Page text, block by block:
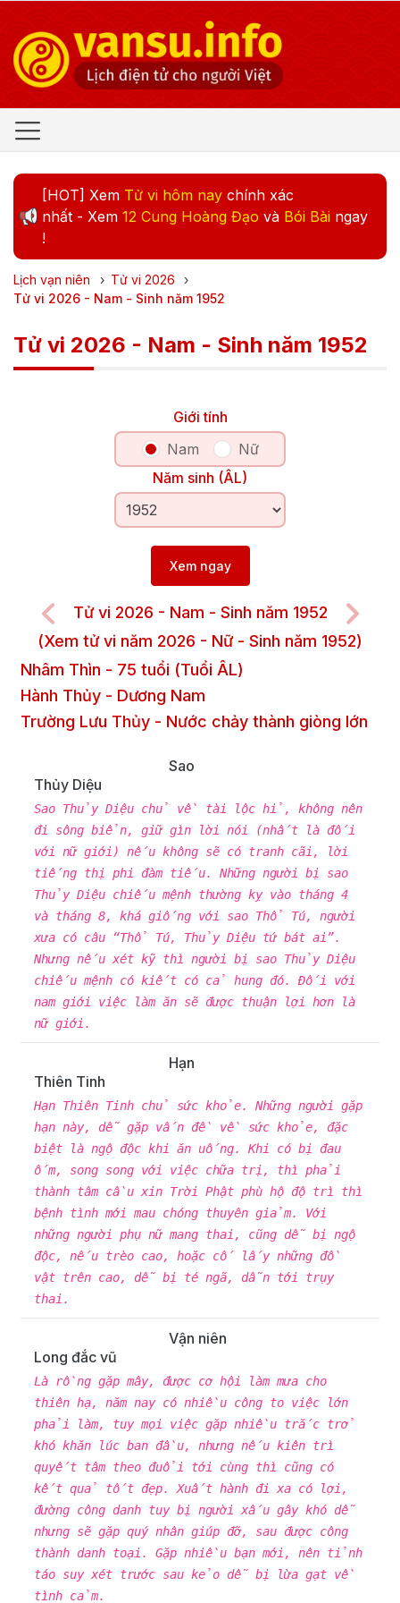
[HOT] Xem Tử vi hôm nay chính xác
nhất - Xem 12 Cung Hoàng Đạo và Bói Bài ngay
!
Lịch vạn niên › Tử vi 2026
›
Tử vi 2026 - Nam - Sinh năm 1952
Tử vi 2026 - Nam - Sinh năm 1952
Giới tính
Nam
Nữ
Năm sinh (ÂL)
Xem ngay
Tử vi 2026 - Nam - Sinh năm 1952
(Xem tử vi năm 2026 - Nữ - Sinh năm 1952)
Nhâm Thìn - 75 tuổi (Tuổi ÂL)
Hành Thủy - Dương Nam
Trường Lưu Thủy - Nước chảy thành giòng lớn
Sao
Thủy Diệu
Sao Thủy Diệu chủ về tài lộc hỉ, không nên
đi sông biển, giữ gìn lời nói (nhất là đối
với nữ giới) nếu không sẽ có tranh cãi, lời
tiếng thị phi đàm tiếu. Những người bị sao
Thủy Diệu chiếu mệnh thường kỵ vào tháng 4
và tháng 8, khá giống với sao Thổ Tú, người
xưa có câu “Thổ Tú, Thủy Diệu tứ bát ai”.
Nhưng nếu xét kỹ thì người bị sao Thủy Diệu
chiếu mệnh có kiết có cả hung đó. Đối với
nam giới việc làm ăn sẽ được thuận lợi hơn là
nữ giới.
Hạn
Thiên Tinh
Hạn Thiên Tinh chủ sức khỏe. Những người gặp
hạn này, dễ gặp vấn đề về sức khỏe, đặc
biệt là ngộ độc khi ăn uống. Khi có bị đau
ốm, song song với việc chữa trị, thì phải
thành tâm cầu xin Trời Phật phù hộ độ trì thì
bệnh tình mới mau chóng thuyên giảm. Với
những người phụ nữ mang thai, cũng dễ bị ngộ
độc, nếu trèo cao, hoặc cố lấy những đồ
vật trên cao, dễ bị té ngã, dẫn tới trụy
thai.
Vận niên
Long đắc vũ
Là rồng gặp mây, được cơ hội làm mưa cho
thiên hạ, năm nay có nhiều công to việc lớn
phải làm, tuy mọi việc gặp nhiều trắc trở
khó khăn lúc ban đầu, nhưng nếu kiên trì
quyết tâm theo đuổi tới cùng thì cũng có
kết quả tốt đẹp. Xuất hành đi xa có lợi,
đường công danh tuy bị người xấu gây khó dễ
nhưng sẽ gặp quý nhân giúp đỡ, sau được công
thành danh toại. Gặp nhiều bạn mới, nên tỉnh
táo suy xét trước sau kẻo dễ bị lừa gạt về
tình cảm.